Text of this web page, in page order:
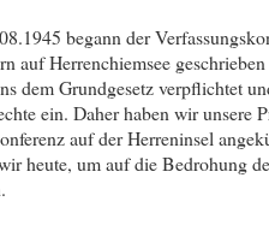
begann der
auf Herrenchiemsee
dem Grundgesetz verpflichtet
ein. Daher haben wir unsere
auf der Herreninsel
heute, um auf die Bedrohung